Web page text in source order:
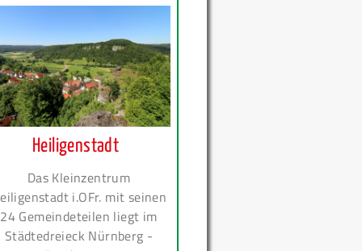
Heiligenstadt
Das Kleinzentrum
i.OFr. mit seinen
24 Gemeindeteilen liegt im
Städtedreieck Nürnberg -